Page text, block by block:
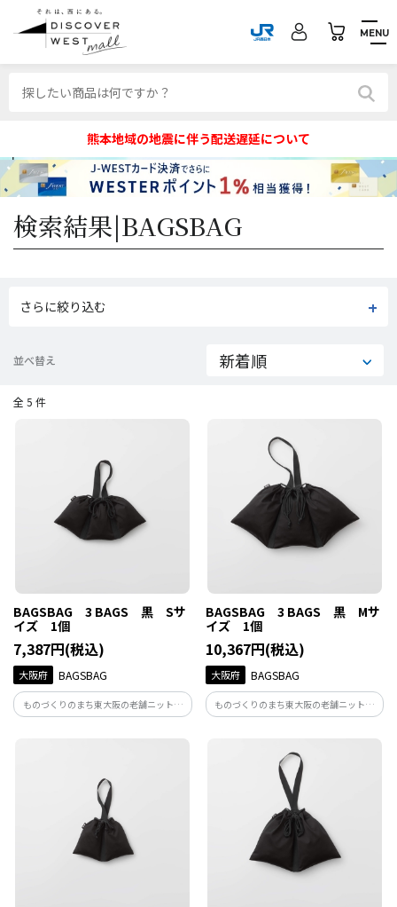
MENU
熊本地域の地震に伴う配送遅延について
検索結果|BAGSBAG
さらに絞り込む
並べ替え
全 5 件
BAGSBAG 3 BAGS 黒 Sサ
イズ 1個
7,387円(税込)
大阪府 BAGSBAG
ものづくりのまち東大阪の老舗ニット生
地メーカーが手がけるこれまでにありそ
BAGSBAG。
BAGSBAG 3 BAGS 黒 Mサ
イズ 1個
10,367円(税込)
大阪府 BAGSBAG
ものづくりのまち東大阪の老舗ニット生
地メーカーが手がけるこれまでにありそ
とそこまでのお出かけから旅行まで。自
由な使い方でくらしに寄り添う
BAGSBAG。